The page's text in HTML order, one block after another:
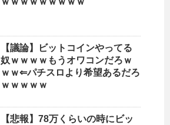
【議論】ビットコインやってる
奴ｗｗｗｗもうオワコンだろｗ
ｗｗ⇐パチスロより希望あるだろ
ｗｗｗｗｗ
【悲報】78万くらいの時にビッ